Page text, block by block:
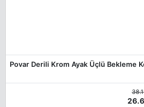
Povar Derili Krom Ayak Üçlü Bekleme